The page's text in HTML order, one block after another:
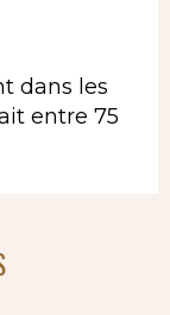
dans les
entre 75